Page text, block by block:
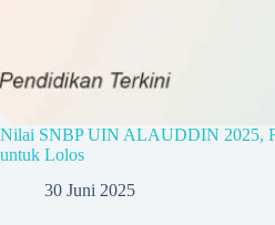
Nilai SNBP UIN ALAUDDIN 2025,
untuk Lolos
30 Juni 2025